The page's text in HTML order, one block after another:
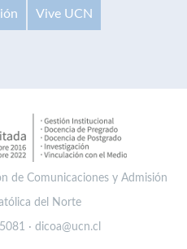
Vive UCN
de Comunicaciones y Admisión
del Norte
· dicoa@ucn.cl